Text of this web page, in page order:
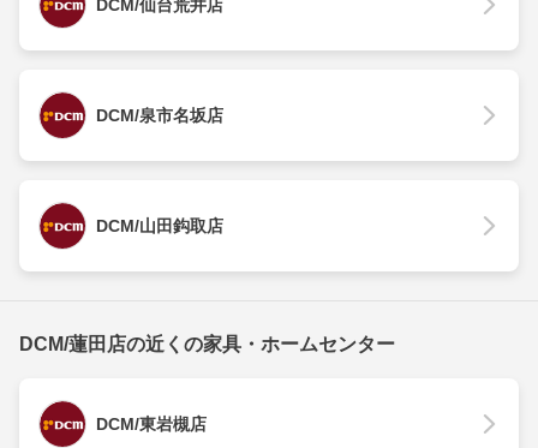
DCM/仙台荒井店
DCM/泉市名坂店
DCM/山田鈎取店
DCM/蓮田店の近くの家具・ホームセンター
DCM/東岩槻店